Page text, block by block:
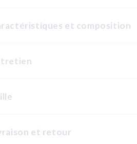
et composition
et retour